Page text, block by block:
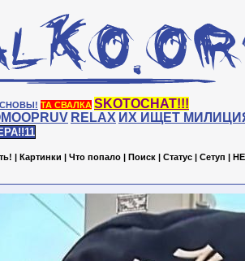
ТА СВАЛКА SKOTOCHAT!!!
RELAX ИХ ИЩЕТ
| Картинки | Что попало | Поиск | Статус | Сетуп |